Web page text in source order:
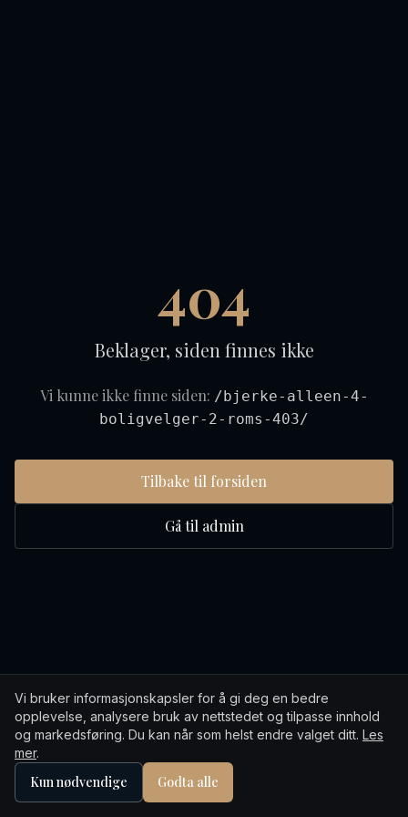
404
Beklager, siden finnes ikke
Vi kunne ikke finne siden: /bjerke-alleen-4-
boligvelger-2-roms-403/
Tilbake til forsiden
Gå til admin
Vi bruker informasjonskapsler for å gi deg en bedre
opplevelse, analysere bruk av nettstedet og tilpasse innhold
og markedsføring. Du kan når som helst endre valget ditt. Les
mer.
Kun nødvendige Godta alle